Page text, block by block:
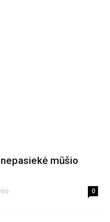
mūšio
0